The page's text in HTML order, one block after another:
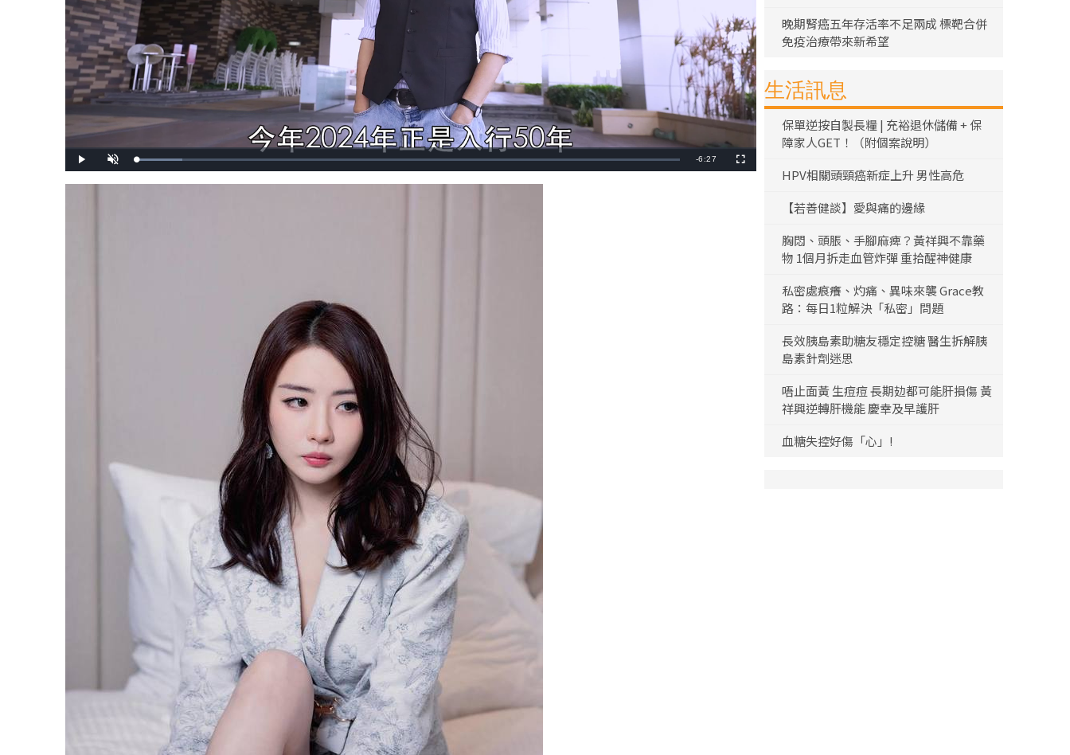
播
放
開
啟
效
載
入
畢
剩
-6:27
全
螢
晚期腎癌五年存活率不足兩成 標靶合併
免疫治療帶來新希望
生活訊息
保單逆按自製長糧 | 充裕退休儲備 + 保
障家人GET！（附個案說明）
HPV相關頭頸癌新症上升 男性高危
【若善健談】愛與痛的邊緣
胸悶、頭脹、手腳麻痺？黃祥興不靠藥
物 1個月拆走血管炸彈 重拾醒神健康
私密處痕癢、灼痛、異味來襲 Grace教
路：每日1粒解決「私密」問題
長效胰島素助糖友穩定控糖 醫生拆解胰
島素針劑迷思
唔止面黃 生痘痘 長期攰都可能肝損傷 黃
祥興逆轉肝機能 慶幸及早護肝
血糖失控好傷「心」!